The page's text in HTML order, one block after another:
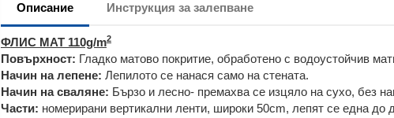
Описание Инструкция за залепване
ФЛИС МАТ 110g/m2
Повърхност: Гладко матово покритие, обработено с водоустойчив
Начин на лепене: Лепилото се нанася само на стената.
Начин на сваляне: Бързо и лесно- премахва се изцяло на сухо, без
Части: номерирани вертикални ленти, широки 50cm, лепят се една до